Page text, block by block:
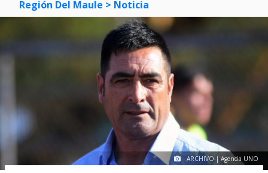
Región Del Maule > Noticia
ARCHIVO | Agencia UNO